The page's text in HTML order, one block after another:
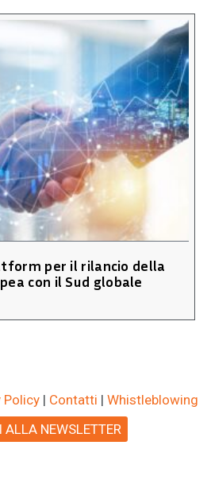
per il rilancio della
con il Sud globale
Policy | Contatti | Whistleblowing
ALLA NEWSLETTER